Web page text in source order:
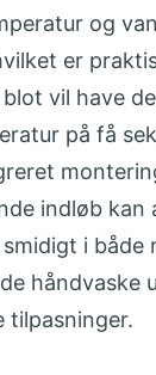
og
er
vil have
på få
indløb kan
i både
håndvaske
tilpasninger.